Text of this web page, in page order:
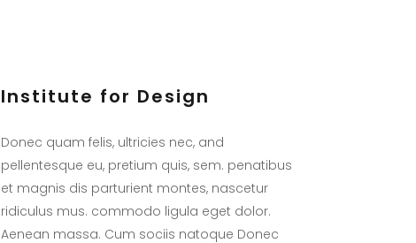
Institute for Design
Donec quam felis, ultricies nec, and
pellentesque eu, pretium quis, sem. penatibus
et magnis dis parturient montes, nascetur
ridiculus mus. commodo ligula eget dolor.
Aenean massa. Cum sociis natoque Donec